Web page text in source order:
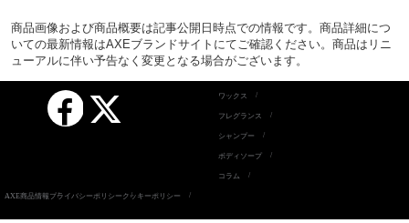
商品画像および商品概要は記事公開日時点での情報です。商品詳細につ
いての最新情報はAXEブランドサイトにてご確認ください。商品はリニ
ューアルに伴い予告なく変更となる場合がございます。
Facebook ワックス
フレグランス
シャンプー
ボディソープ
コラム
AXE商品情報 プライバシーポリシー クッキーポリシー